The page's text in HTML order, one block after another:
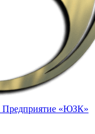
Предприятие «ЮЗК»